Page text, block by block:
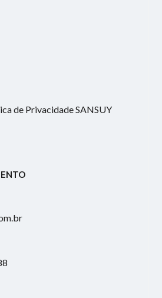
de Privacidade SANSUY